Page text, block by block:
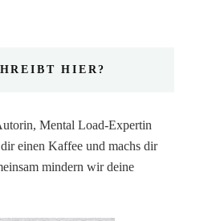
HIER?
Mental Load-Expertin
einen Kaffee und machs dir
mindern wir deine